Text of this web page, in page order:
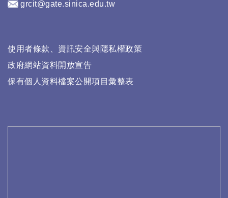
grcit@gate.sinica.edu.tw
使用者條款、資訊安全與隱私權政策
政府網站資料開放宣告
保有個人資料檔案公開項目彙整表